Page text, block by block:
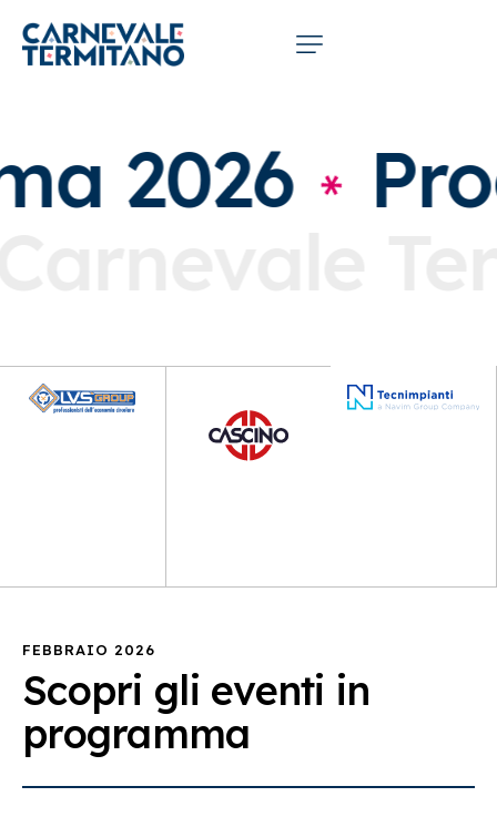
2026
FEBBRAIO 2026
Scopri gli eventi in
programma